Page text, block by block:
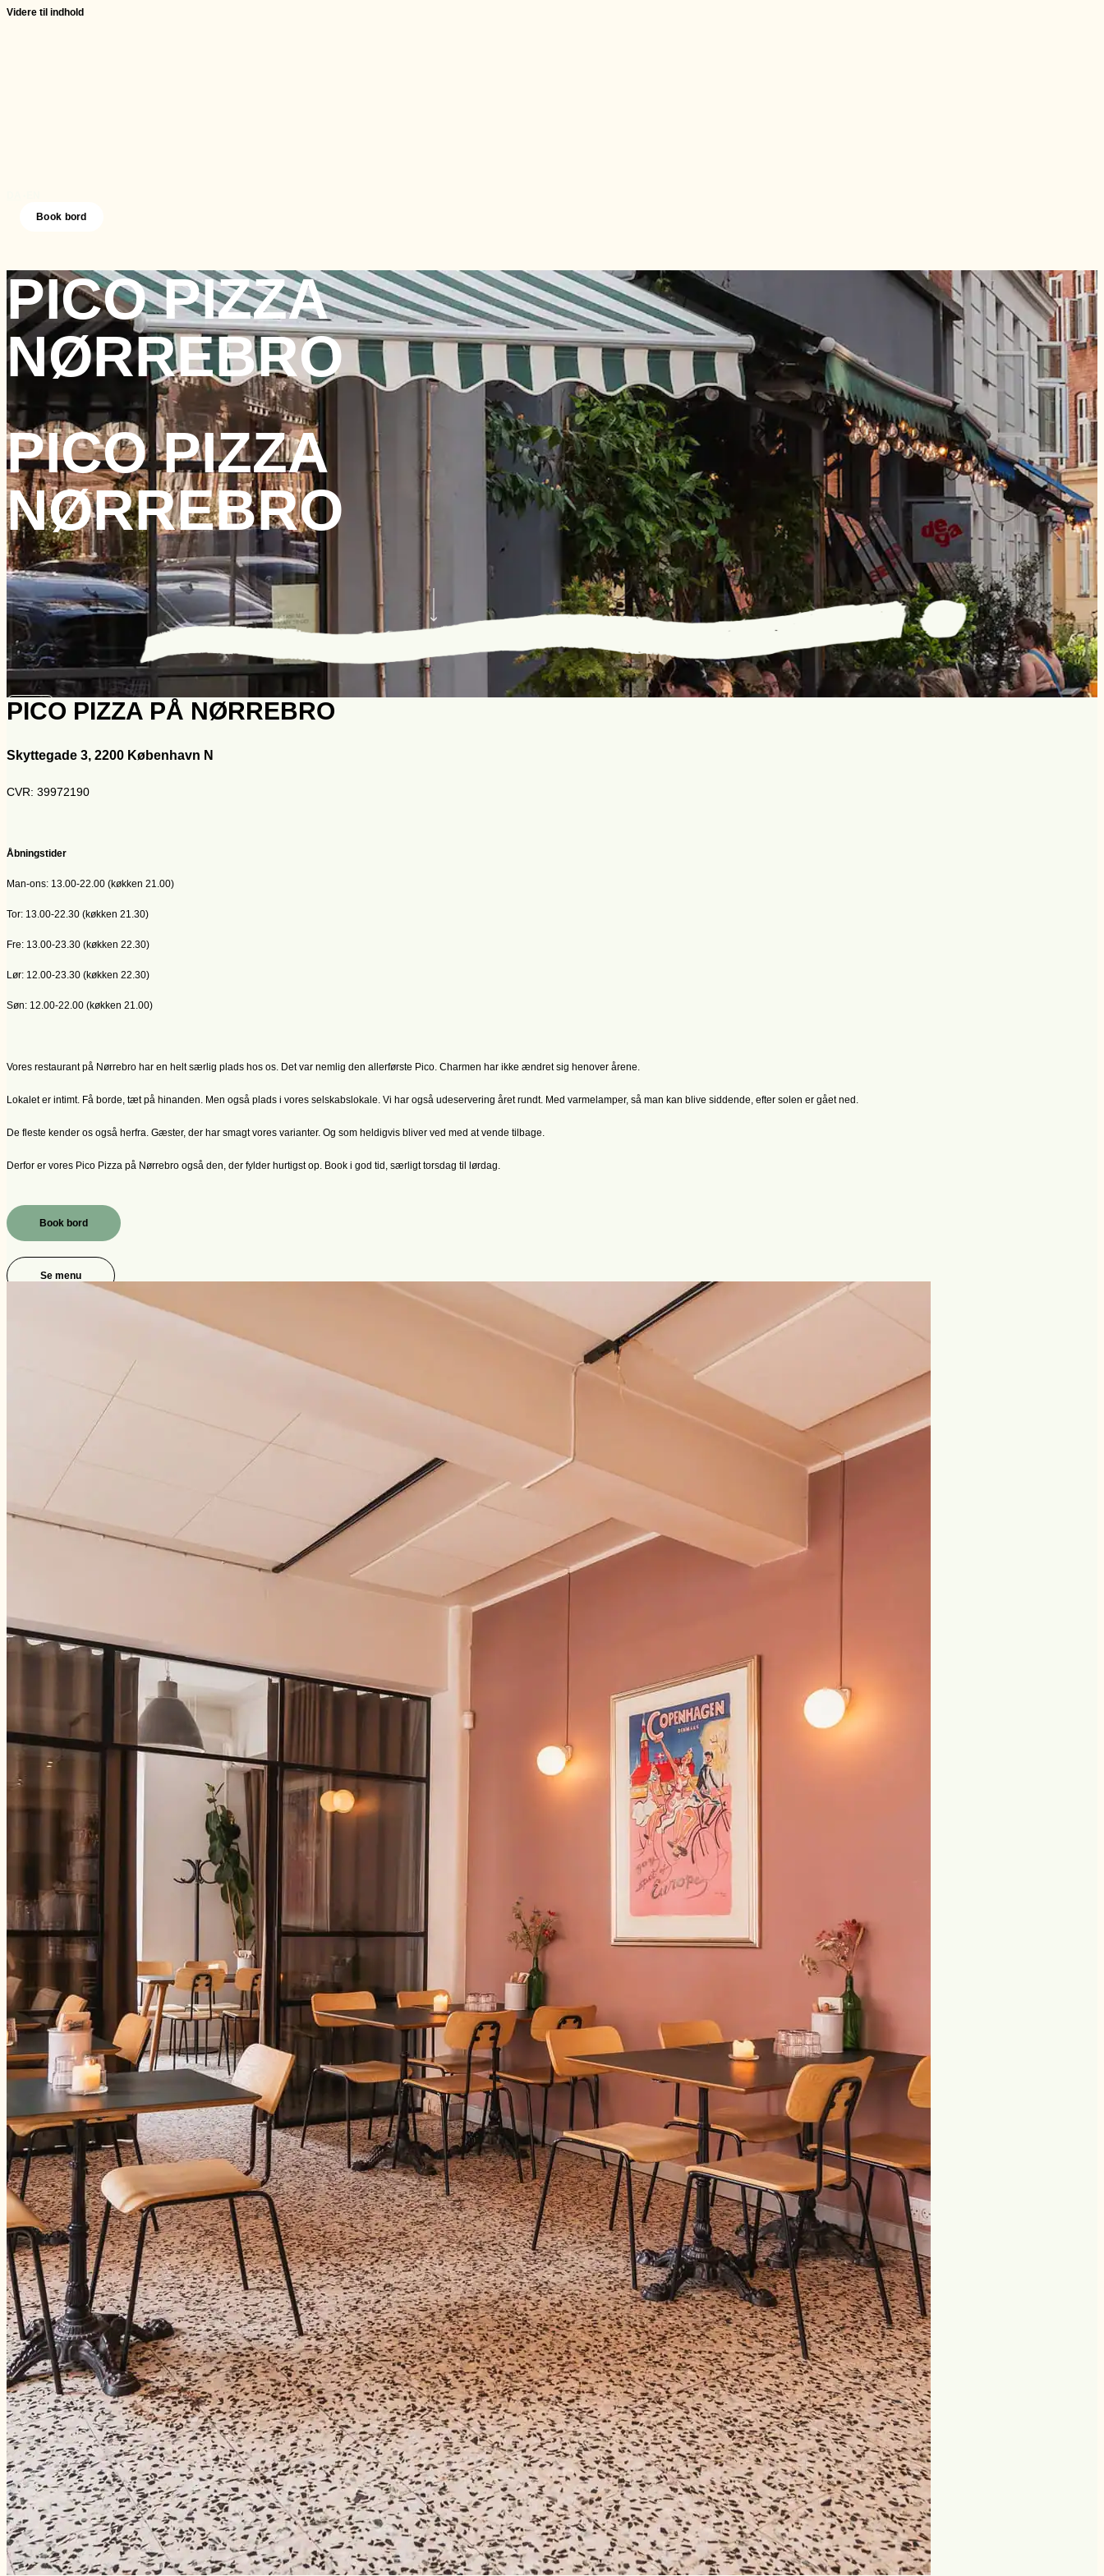
Videre til indhold
Book bord
PICO PIZZA
NØRREBRO
PICO PIZZA
NØRREBRO
Book bord
Takeaway
PICO PIZZA PÅ NØRREBRO
Skyttegade 3, 2200 København N
CVR: 39972190
Åbningstider
Man-ons: 13.00-22.00 (køkken 21.00)
Tor: 13.00-22.30 (køkken 21.30)
Fre: 13.00-23.30 (køkken 22.30)
Lør: 12.00-23.30 (køkken 22.30)
Søn: 12.00-22.00 (køkken 21.00)
Vores restaurant på Nørrebro har en helt særlig plads hos os. Det var nemlig den allerførste Pico. Charmen har ikke ændret sig henover årene.
Lokalet er intimt. Få borde, tæt på hinanden. Men også plads i vores selskabslokale. Vi har også udeservering året rundt. Med varmelamper, så man kan blive siddende, efter solen er gået ned.
De fleste kender os også herfra. Gæster, der har smagt vores varianter. Og som heldigvis bliver ved med at vende tilbage.
Derfor er vores Pico Pizza på Nørrebro også den, der fylder hurtigst op. Book i god tid, særligt torsdag til lørdag.
Book bord
Se menu